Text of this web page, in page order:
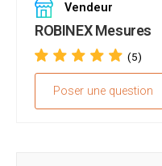
Vendeur
ROBINEX Mesures
(5)
Poser une question